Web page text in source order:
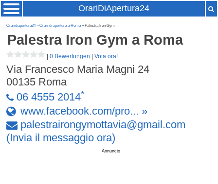
OrariDiApertura24
Oraridiapertura24»Orari di apertura a Roma» Palestra Iron Gym
Palestra Iron Gym a Roma
|0 Bewertungen |Vota ora!
Via Francesco Maria Magni 24
00135 Roma
06 4555 2014*
www.facebook.com/pro... »
palestrairongymottavia@gmail .com
(Invia il messaggio ora)
Annuncio